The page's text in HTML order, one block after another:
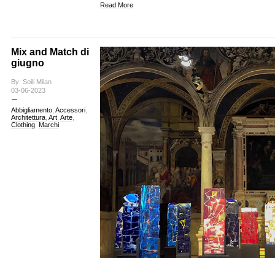
Read More
Mix and Match di
giugno
By: Soili Milan
03-06-2023
Abbigliamento, Accessori,
Architettura, Art, Arte,
Clothing, Marchi